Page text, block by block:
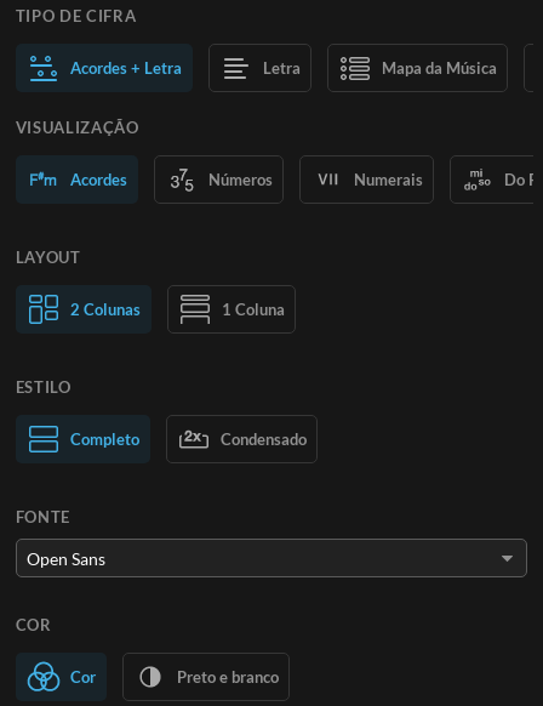
TIPO DE CIFRA
Acordes + Letra Letra Mapa da Música
VISUALIZAÇÃO
Acordes Números Numerais Do
LAYOUT
2 Colunas 1 Coluna
Texto normal Texto grande
ESTILO
Completo Condensado
FONTE
COR
Cor Preto e branco